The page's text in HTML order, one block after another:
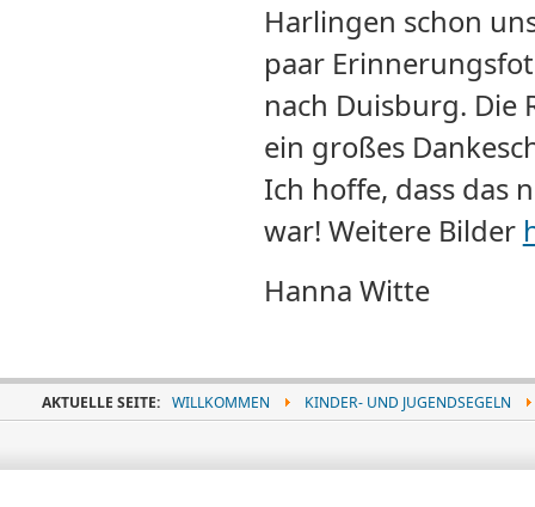
Harlingen schon
paar
nach Duisburg. Die
ein großes
Ich hoffe, dass das
war! Weitere Bilder
Hanna Witte
AKTUELLE SEITE: WILLKOMMEN KINDER- UND JUGENDSEGELN